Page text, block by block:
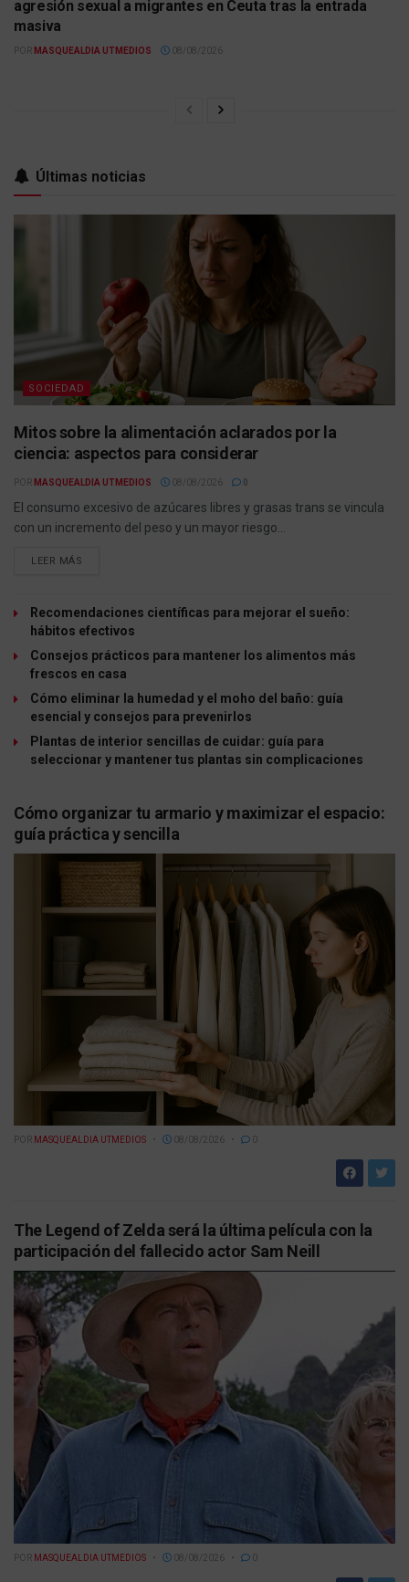
agresión sexual a migrantes en Ceuta tras la entrada
masiva
POR MASQUEALDIA UTMEDIOS 08/08/2026
Últimas noticias
SOCIEDAD
Mitos sobre la alimentación aclarados por la
ciencia: aspectos para considerar
POR MASQUEALDIA UTMEDIOS 08/08/2026
El consumo excesivo de azúcares libres y grasas trans se vincula
con un incremento del peso y un mayor riesgo...
LEER MÁS
Recomendaciones científicas para mejorar el sueño:
hábitos efectivos
Consejos prácticos para mantener los alimentos más
frescos en casa
Cómo eliminar la humedad y el moho del baño: guía
esencial y consejos para prevenirlos
Plantas de interior sencillas de cuidar: guía para
seleccionar y mantener tus plantas sin complicaciones
Cómo organizar tu armario y maximizar el espacio:
guía práctica y sencilla
POR MASQUEALDIA UTMEDIOS 08/08/2026 0
The Legend of Zelda será la última película con la
participación del fallecido actor Sam Neill
POR MASQUEALDIA UTMEDIOS 08/08/2026 0